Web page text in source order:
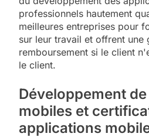
professionnels hautement
meilleures entreprises pour
sur leur travail et offrent une
remboursement si le client
le client.
Développement
mobiles et
applications